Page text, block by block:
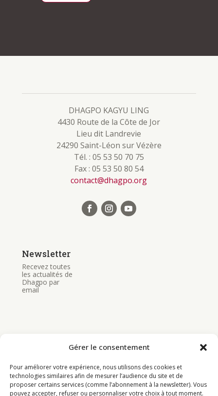
Gérer le consentement
Pour améliorer votre expérience, nous utilisons des cookies et
technologies similaires afin de mesurer l’audience du site et de
proposer certains services (comme l’abonnement à la newsletter). Vous
pouvez accepter, refuser ou personnaliser votre choix à tout moment.
DHAGPO KAGYU LING
4430 Route de la Côte de Jor
Lieu dit Landrevie
24290 Saint-Léon sur Vézère
Tél. : 05 53 50 70 75
Fax : 05 53 50 80 54
contact@dhagpo.org
Newsletter
Recevez toutes
les actualités de
Dhagpo par
email
Programme
Actualités